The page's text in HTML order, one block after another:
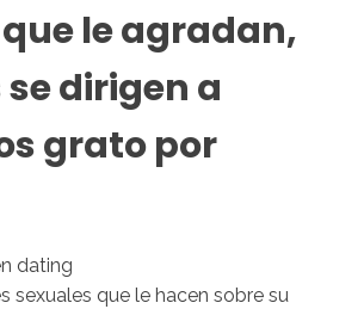
le agradan,
dirigen a
grato por
sexuales que le hacen sobre su